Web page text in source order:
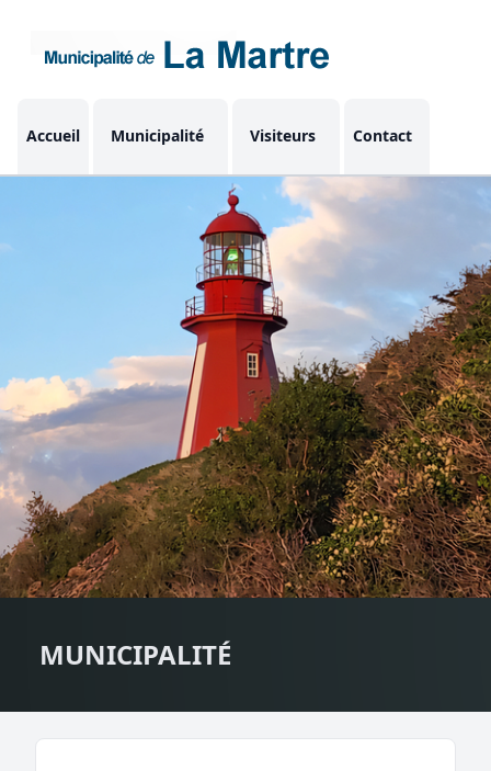
Accueil Municipalité Visiteurs Contact
MUNICIPALITÉ